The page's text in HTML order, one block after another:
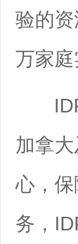
验的
万家庭
IDP
加拿
心，
务，